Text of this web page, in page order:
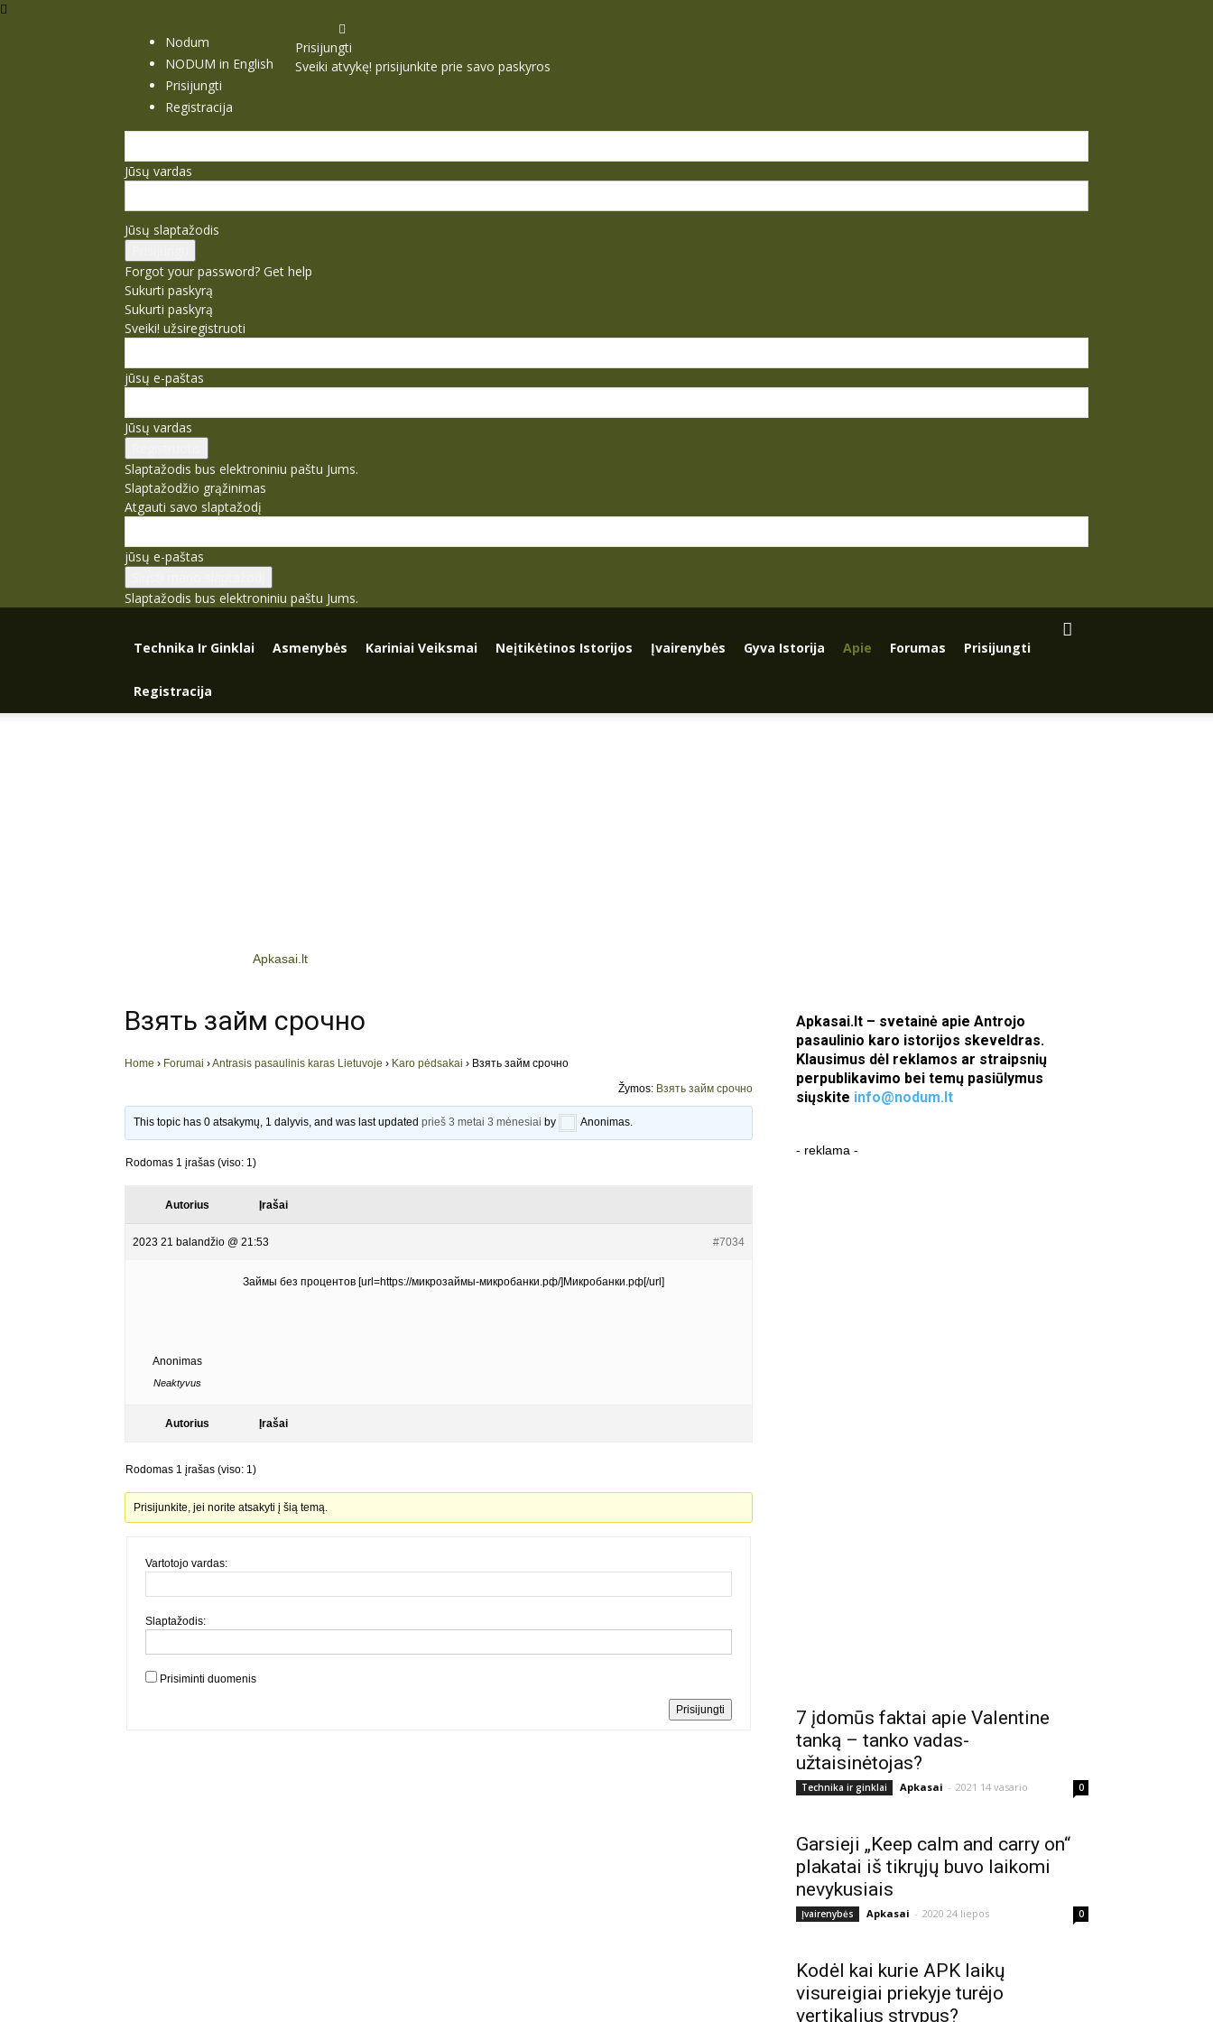
Nodum
NODUM in English
Prisijungti
Registracija
Prisijungti
Sveiki atvykę! prisijunkite prie savo paskyros
Jūsų vardas
Jūsų slaptažodis
Forgot your password? Get help
Sukurti paskyrą
Sukurti paskyrą
Sveiki! užsiregistruoti
jūsų e-paštas
Jūsų vardas
Slaptažodis bus elektroniniu paštu Jums.
Slaptažodžio grąžinimas
Atgauti savo slaptažodį
jūsų e-paštas
Slaptažodis bus elektroniniu paštu Jums.
Technika Ir Ginklai Asmenybės Kariniai Veiksmai Neįtikėtinos Istorijos Įvairenybės Gyva Istorija Apie Forumas Prisijungti
Registracija
Apkasai.lt
Взять займ срочно
Home › Forumai ›Antrasis pasaulinis karas Lietuvoje › Karo pėdsakai › Взять займ срочно
Žymos: Взять займ срочно
This topic has 0 atsakymų, 1 dalyvis, and was last updatedprieš 3 metai 3 mėnesiai by Anonimas.
Rodomas 1 įrašas (viso: 1)
Autorius Įrašai
2023 21 balandžio @ 21:53 #7034
Anonimas
Neaktyvus
Займы без процентов [url=https://микрозаймы-микробанки.рф/]Микробанки.рф[/url]
Autorius Įrašai
Rodomas 1 įrašas (viso: 1)
Prisijunkite, jei norite atsakyti į šią temą.
Vartotojo vardas:
Slaptažodis:
Prisiminti duomenis
Prisijungti
Apkasai.lt – svetainė apie Antrojo
pasaulinio karo istorijos skeveldras.
Klausimus dėl reklamos ar straipsnių
perpublikavimo bei temų pasiūlymus
siųskite info@nodum.lt
- reklama -
7 įdomūs faktai apie Valentine
tanką – tanko vadas-
užtaisinėtojas?
Technika ir ginklai Apkasai - 2021 14 vasario 0
Garsieji „Keep calm and carry on“
plakatai iš tikrųjų buvo laikomi
nevykusiais
Įvairenybės Apkasai - 2020 24 liepos 0
Kodėl kai kurie APK laikų
visureigiai priekyje turėjo
vertikalius strypus?